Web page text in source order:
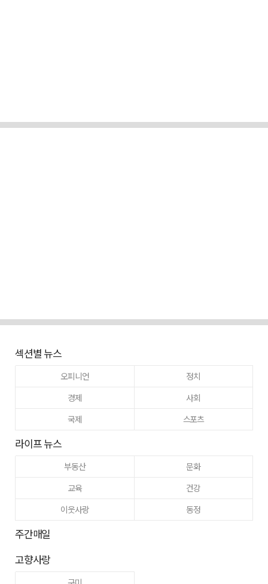
섹션별 뉴스
오피니언
정치
경제
사회
국제
스포츠
라이프 뉴스
부동산
문화
교육
건강
이웃사랑
동정
주간매일
고향사랑